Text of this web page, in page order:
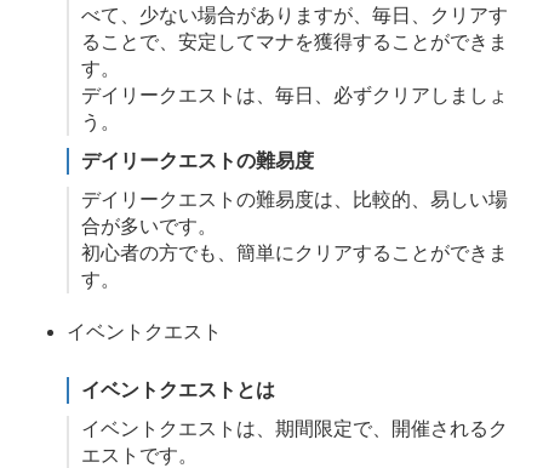
べて、少ない場合がありますが、毎日、クリアす
ることで、安定してマナを獲得することができま
す。
デイリークエストは、毎日、必ずクリアしましょ
う。
デイリークエストの難易度
デイリークエストの難易度は、比較的、易しい場
合が多いです。
初心者の方でも、簡単にクリアすることができま
す。
イベントクエスト
イベントクエストとは
イベントクエストは、期間限定で、開催されるク
エストです。